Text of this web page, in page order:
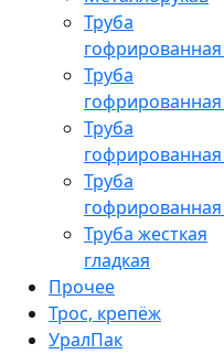
Труба
Труба
Труба
Труба
Труба жесткая
гладкая
Прочее
Трос, крепёж
УралПак